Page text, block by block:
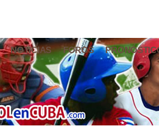
NOTICIAS FOROS